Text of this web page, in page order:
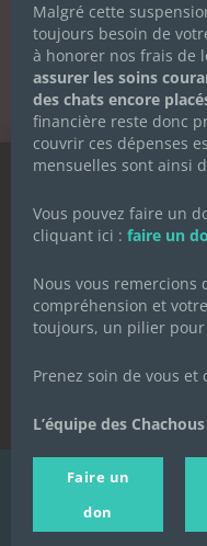
La Petite
Malgré cette
toujours besoin de
à honorer nos frais de
assurer les soins
des chats encore
financière reste donc
couvrir ces dépenses
mensuelles sont ainsi
Vous pouvez faire un
cliquant ici : faire un
Nous vous
compréhension et
toujours, un pilier
Prenez soin de vous
L’équipe des
Faire un
don
Nous utilisons des
expérience sur notre site
vous continuez à utiliser
nous supposerons que